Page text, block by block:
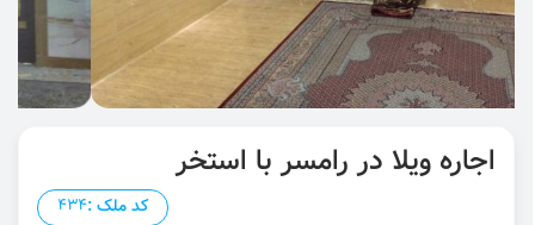
اجاره ویلا در رامسر با استخر
کد ملک :434